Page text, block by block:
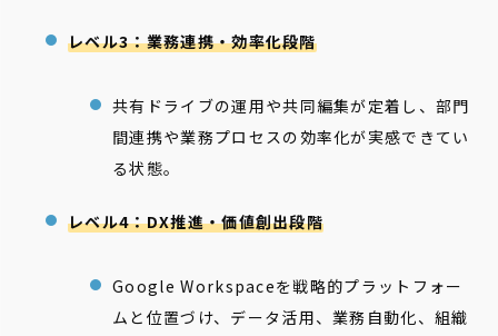
レベル3：業務連携・効率化段階
共有ドライブの運用や共同編集が定着し、部門
間連携や業務プロセスの効率化が実感できてい
る状態。
レベル4：DX推進・価値創出段階
Google Workspaceを戦略的プラットフォー
ムと位置づけ、データ活用、業務自動化、組織